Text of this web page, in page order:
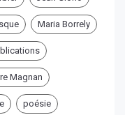
Maria Borrely
Magnan
poésie